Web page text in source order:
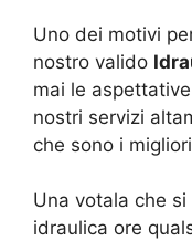
Uno dei motivi
nostro valido
mai le
nostri servizi
che sono i
Una votala che
idraulica ore